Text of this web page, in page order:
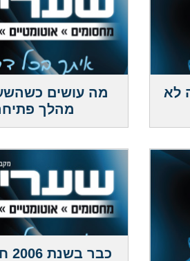
לא
מה עושים
מהלך